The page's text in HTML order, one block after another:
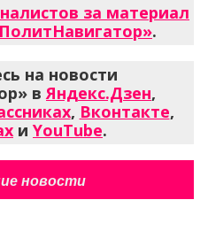
за материал
.
на новости
в Яндекс.Дзен,
, Вконтакте,
и YouTube.
новости